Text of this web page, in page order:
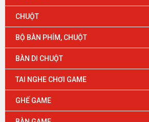
CHUỘT
BỘ BÀN PHÍM, CHUỘT
BÀN DI CHUỘT
TAI NGHE CHƠI GAME
GHẾ GAME